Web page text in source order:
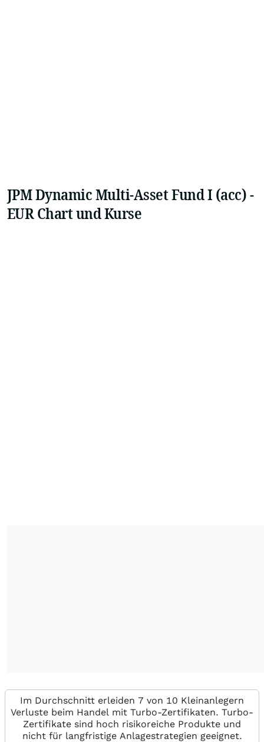
JPM Dynamic Multi-Asset Fund I (acc) -
EUR Chart und Kurse
Im Durchschnitt erleiden 7 von 10 Kleinanlegern
Verluste beim Handel mit Turbo-Zertifikaten. Turbo-
Zertifikate sind hoch risikoreiche Produkte und
nicht für langfristige Anlagestrategien geeignet.